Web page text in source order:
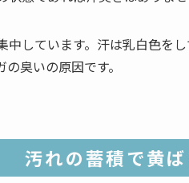
中しています。汗は乳白色を
臭いの原因です。
汚れの蓄積で黄